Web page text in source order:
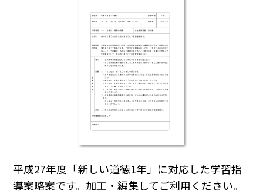
平成27年度「新しい道徳1年」に対応した学習指
導案略案です。加工・編集してご利用ください。